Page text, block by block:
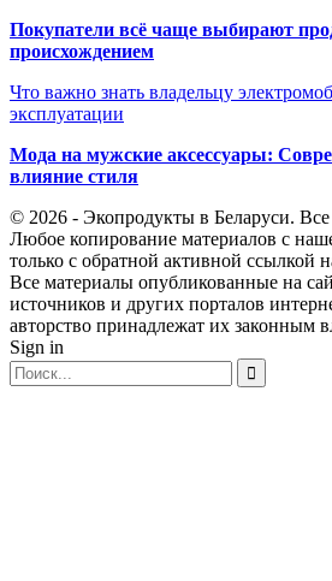
Покупатели всё чаще выбирают
происхождением
Что важно знать владельцу
эксплуатации
Мода на мужские аксессуары:
влияние стиля
© 2026 - Экопродукты в Беларуси.
Любое копирование материалов с
только с обратной активной ссылкой
Все материалы опубликованные на
источников и других порталов
авторство принадлежат их законным
Sign in